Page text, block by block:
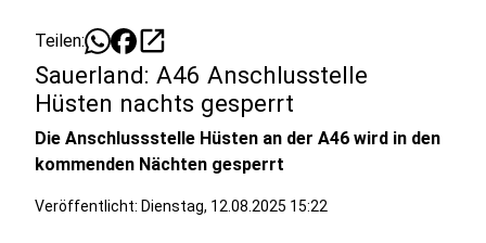
Teilen: open_in_new
Sauerland: A46 Anschlusstelle
Hüsten nachts gesperrt
Die Anschlussstelle Hüsten an der A46 wird in den
kommenden Nächten gesperrt
Veröffentlicht: Dienstag, 12.08.2025 15:22